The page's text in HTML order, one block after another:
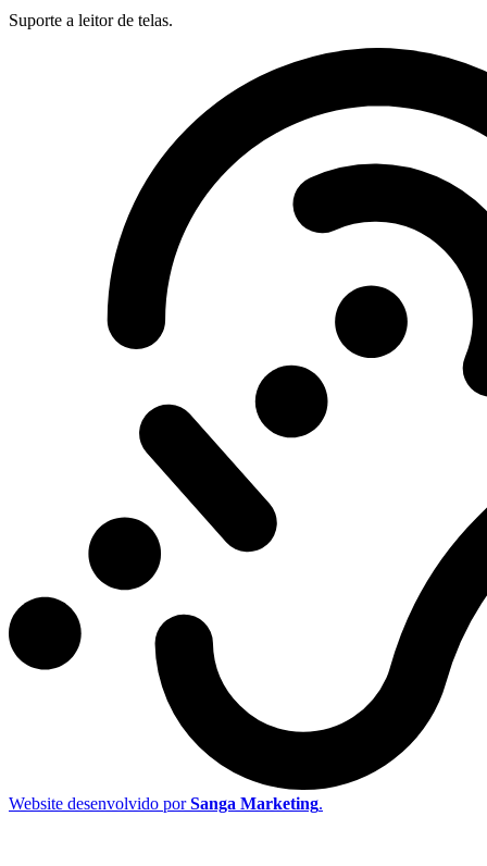
Suporte a leitor de telas.
Website desenvolvido porSanga Marketing.